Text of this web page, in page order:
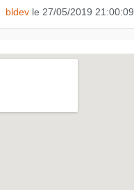
bldev le 27/05/2019 21:00:09